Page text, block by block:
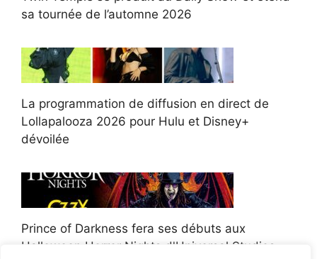
sa tournée de l’automne 2026
La programmation de diffusion en direct de
Lollapalooza 2026 pour Hulu et Disney+
dévoilée
Prince of Darkness fera ses débuts aux
Halloween Horror Nights d'Universal Studios